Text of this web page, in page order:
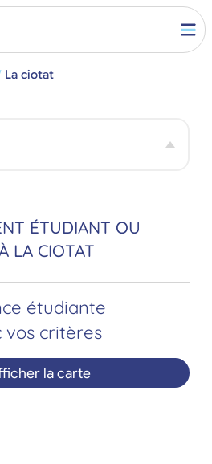
La ciotat
ÉTUDIANT OU
LA CIOTAT
étudiante
vos critères
la carte